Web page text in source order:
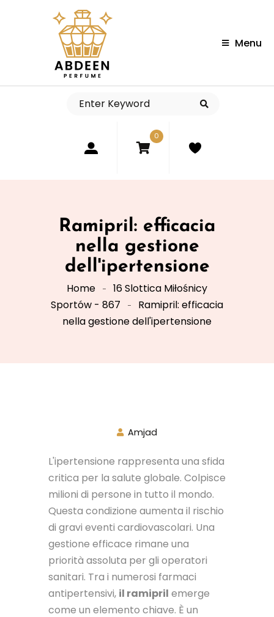
Menu
0
Ramipril: efficacia
nella gestione
dell'ipertensione
Home
16 Slottica Miłośnicy
Sportów - 867
Ramipril: efficacia
nella gestione dell'ipertensione
Amjad
L'ipertensione rappresenta una sfida
critica per la salute globale. Colpisce
milioni di persone in tutto il mondo.
Questa condizione aumenta il rischio
di gravi eventi cardiovascolari. Una
gestione efficace rimane una
priorità assoluta per gli operatori
sanitari. Tra i numerosi farmaci
antipertensivi, il ramipril emerge
come un elemento chiave. È un